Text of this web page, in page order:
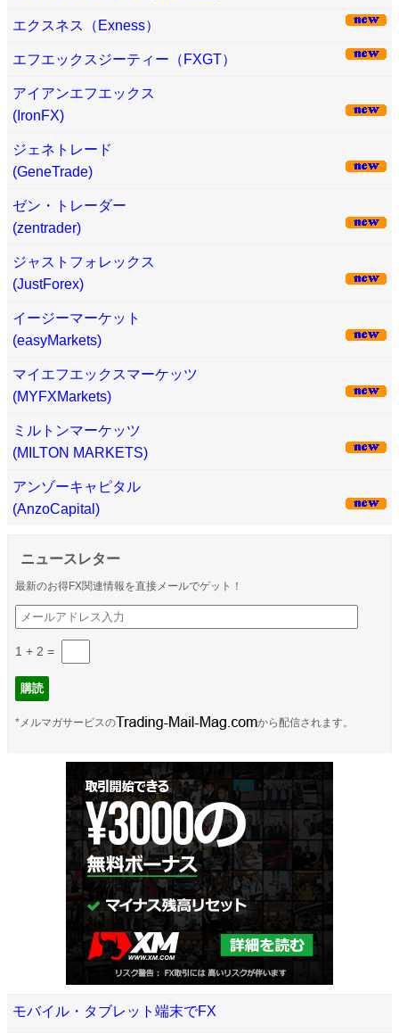
エクスネス（Exness）
エフエックスジーティー（FXGT）
アイアンエフエックス
(IronFX)
ジェネトレード
(GeneTrade)
ゼン・トレーダー
(zentrader)
ジャストフォレックス
(JustForex)
イージーマーケット
(easyMarkets)
マイエフエックスマーケッツ
(MYFXMarkets)
ミルトンマーケッツ
(MILTON MARKETS)
アンゾーキャピタル
(AnzoCapital)
ニュースレター
最新のお得FX関連情報を直接メールでゲット！
1 + 2 =
*メルマガサービスの から配信されます。
モバイル・タブレット端末でFX